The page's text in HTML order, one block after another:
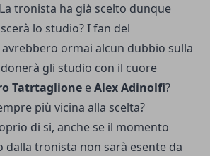
tronista ha già scelto dunque
lo studio? I fan del
ormai alcun dubbio sulla
gli studio con il cuore
Tatrtaglione eAlex Adinolfi?
più vicina alla scelta?
di si, anche se il momento
dalla tronista non sarà esente da